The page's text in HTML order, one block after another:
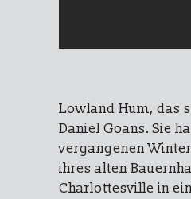
Lowland Hum, das
Daniel Goans. Sie
vergangenen
ihres alten
Charlottesville in